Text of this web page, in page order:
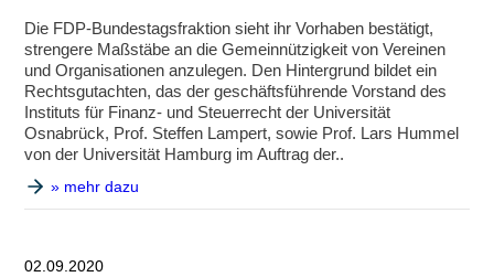
Die FDP-Bundestagsfraktion sieht ihr Vorhaben bestätigt,
strengere Maßstäbe an die Gemeinnützigkeit von Vereinen
und Organisationen anzulegen. Den Hintergrund bildet ein
Rechtsgutachten, das der geschäftsführende Vorstand des
Instituts für Finanz- und Steuerrecht der Universität
Osnabrück, Prof. Steffen Lampert, sowie Prof. Lars Hummel
von der Universität Hamburg im Auftrag der..
» mehr dazu
02.09.2020